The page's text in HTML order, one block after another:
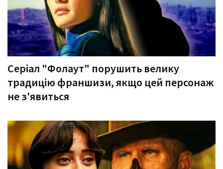
Серіал "Фолаут" порушить велику
традицію франшизи, якщо цей персонаж
не з'явиться